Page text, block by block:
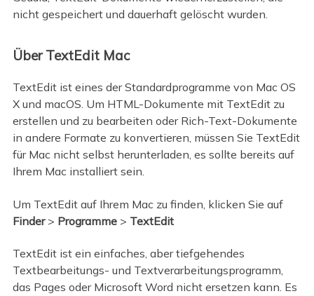
nicht gespeichert und dauerhaft gelöscht wurden.
Über TextEdit Mac
TextEdit ist eines der Standardprogramme von Mac OS
X und macOS. Um HTML-Dokumente mit TextEdit zu
erstellen und zu bearbeiten oder Rich-Text-Dokumente
in andere Formate zu konvertieren, müssen Sie TextEdit
für Mac nicht selbst herunterladen, es sollte bereits auf
Ihrem Mac installiert sein.
Um TextEdit auf Ihrem Mac zu finden, klicken Sie auf
Finder > Programme> TextEdit
TextEdit ist ein einfaches, aber tiefgehendes
Textbearbeitungs- und Textverarbeitungsprogramm,
das Pages oder Microsoft Word nicht ersetzen kann. Es